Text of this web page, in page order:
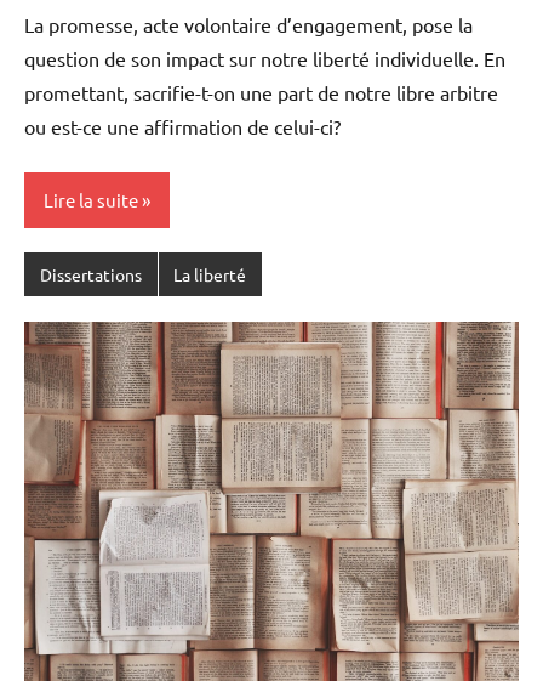
La promesse, acte volontaire d’engagement, pose la
question de son impact sur notre liberté individuelle. En
promettant, sacrifie-t-on une part de notre libre arbitre
ou est-ce une affirmation de celui-ci?
Lire la suite
Dissertations La liberté